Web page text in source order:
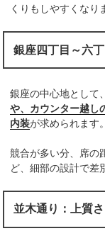
くりもしやすくなり
銀座四丁目～六
銀座の中心地として
や、カウンター越し
内装が求められます。
競合が多い分、席の
ど、細部の設計で差
並木通り：上質